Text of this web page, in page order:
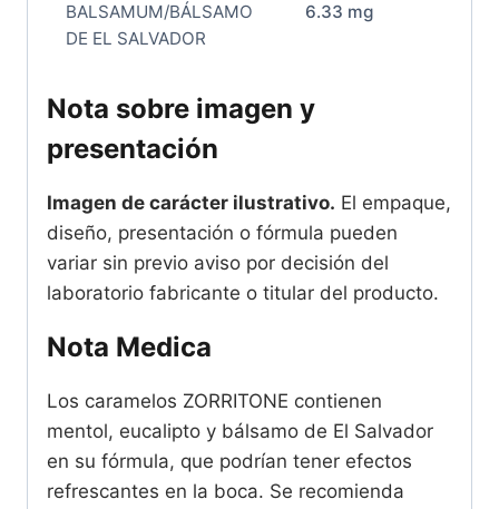
BALSAMUM/BÁLSAMO
DE EL SALVADOR
6.33 mg
Nota sobre imagen y
presentación
Imagen de carácter ilustrativo. El empaque,
diseño, presentación o fórmula pueden
variar sin previo aviso por decisión del
laboratorio fabricante o titular del producto.
Nota Medica
Los caramelos ZORRITONE contienen
mentol, eucalipto y bálsamo de El Salvador
en su fórmula, que podrían tener efectos
refrescantes en la boca. Se recomienda